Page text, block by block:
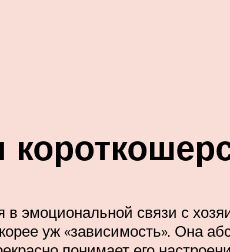
в эмоциональной связи с
уж «зависимость». Она